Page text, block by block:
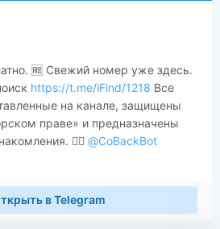
🆓 Свежий номер уже здесь.
https://t.me/iFind/1218 Все
на канале, защищены
праве» и предназначены
✍🏼 @CoBackBot
в Telegram